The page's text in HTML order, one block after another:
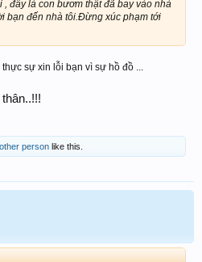
đây là con bươm thật đã bay vào nhà
bạn đến nhà tôi.Đừng xúc phạm tới
sự xin lỗi bạn vì sự hồ đồ ...
thân..!!!​
person like this.